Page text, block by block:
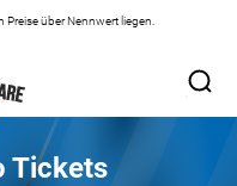
über Nennwert liegen.
Tickets